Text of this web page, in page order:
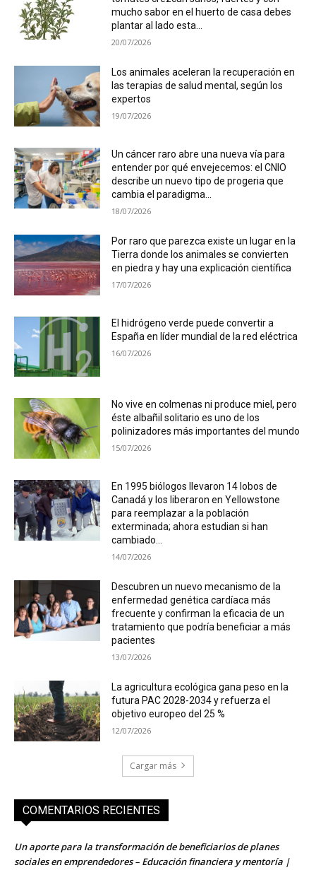
mucho sabor en el huerto de casa debes
plantar al lado esta...
20/07/2026
Los animales aceleran la recuperación en
las terapias de salud mental, según los
expertos
19/07/2026
Un cáncer raro abre una nueva vía para
entender por qué envejecemos: el CNIO
describe un nuevo tipo de progeria que
cambia el paradigma...
18/07/2026
Por raro que parezca existe un lugar en la
Tierra donde los animales se convierten
en piedra y hay una explicación científica
17/07/2026
El hidrógeno verde puede convertir a
España en líder mundial de la red eléctrica
16/07/2026
No vive en colmenas ni produce miel, pero
éste albañil solitario es uno de los
polinizadores más importantes del mundo
15/07/2026
En 1995 biólogos llevaron 14 lobos de
Canadá y los liberaron en Yellowstone
para reemplazar a la población
exterminada; ahora estudian si han
cambiado...
14/07/2026
Descubren un nuevo mecanismo de la
enfermedad genética cardíaca más
frecuente y confirman la eficacia de un
tratamiento que podría beneficiar a más
pacientes
13/07/2026
La agricultura ecológica gana peso en la
futura PAC 2028-2034 y refuerza el
objetivo europeo del 25 %
12/07/2026
Cargar más
COMENTARIOS RECIENTES
Un aporte para la transformación de beneficiarios de planes
sociales en emprendedores – Educación financiera y mentoría |